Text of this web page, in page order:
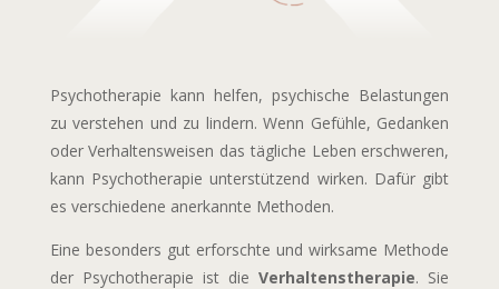
Psychotherapie kann helfen, psychische Belastungen
zu verstehen und zu lindern. Wenn Gefühle, Gedanken
oder Verhaltensweisen das tägliche Leben erschweren,
kann Psychotherapie unterstützend wirken. Dafür gibt
es verschiedene anerkannte Methoden.
Eine besonders gut erforschte und wirksame Methode
der Psychotherapie ist dieVerhaltenstherapie. Sie